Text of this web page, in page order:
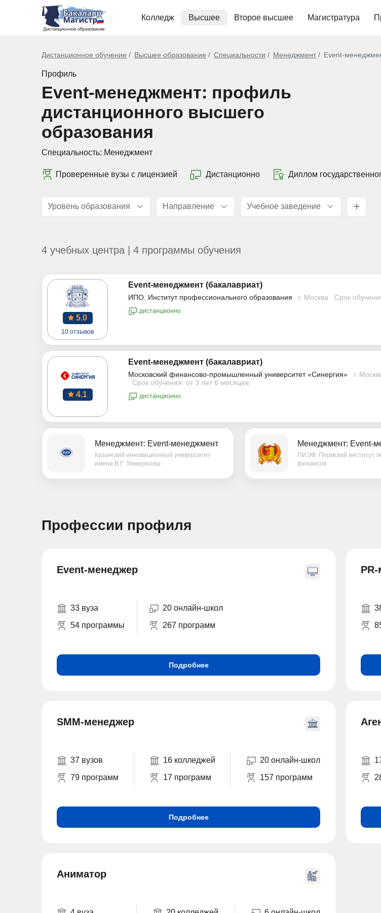
Колледж Высшее Второе высшее Магистратура
Дистанционное обучение Высшее образование Специальности Менеджмент Event-
Профиль
Event-менеджмент: профиль
дистанционного высшего
образования
Специальность: Менеджмент
Проверенные вузы с лицензией Дистанционно Диплом
Уровень образования Направление Учебное заведение
4 учебных центра | 4 программы обучения
5.0
10 отзывов
Event-менеджмент (бакалавриат)
ИПО. Институт профессионального образования г. Москва Срок
дистанционно
4.1
Event-менеджмент (бакалавриат)
Московский финансово-промышленный университет «Синергия»
г.
Срок обучения: от 3 лет 6 месяцев
дистанционно
Менеджмент: Event-менеджмент
Казанский инновационный университет
имени В.Г. Тимирясова
Менеджмент: Event-
ПИЭФ. Пермский институт
финансов
Профессии профиля
Event-менеджер
33 вуза
54 программы
20 онлайн-школ
267 программ
Подробнее
SMM-менеджер
37 вузов
79 программ
16 колледжей
17 программ
20 онлайн-школ
157 программ
Подробнее
Аниматор